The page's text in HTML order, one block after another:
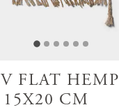
FLAT HEMP
CM